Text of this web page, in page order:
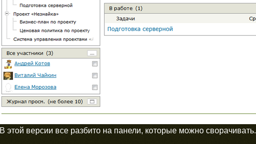
В этой версии все разбито на панели, которые можно сворачивать.